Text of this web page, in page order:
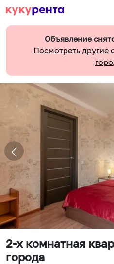
Объявление
Посмотреть другие
2-х комнатная
города